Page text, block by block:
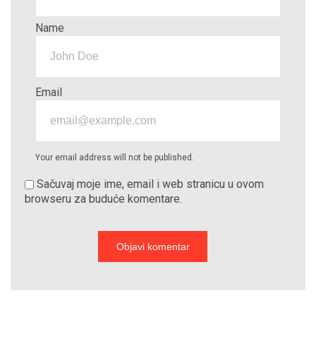
Name
Email
Your email address will not be published.
Sačuvaj moje ime, email i web stranicu u ovom
browseru za buduće komentare.